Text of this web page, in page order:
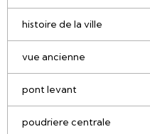
histoire de la ville
vue ancienne
pont levant
poudriere centrale